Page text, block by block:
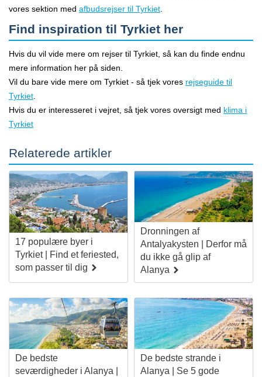
vores sektion med afbudsrejser til Tyrkiet
Find inspiration til Tyrkiet her
Hvis du vil vide mere om rejser til Tyrkiet, så kan du finde endnu
mere information her på siden.
Vil du bare vide mere om Tyrkiet - så tjek vores rejseguide til
Tyrkiet
Hvis du er interesseret i vejret, så tjek vores oversigt med klima i
Tyrkiet
Relaterede artikler
17 populære byer i
Tyrkiet | Find et feriested,
som passer til dig
Dronningen af
Antalyakysten | Derfor må
du ikke gå glip af
Alanya
De bedste
seværdigheder i Alanya |
De bedste strande i
Alanya | Se 5 gode